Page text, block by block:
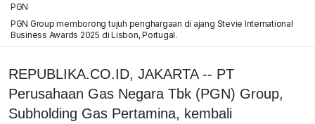
PGN
PGN Group memborong tujuh penghargaan di ajang Stevie International
Business Awards 2025 di Lisbon, Portugal.
REPUBLIKA.CO.ID, JAKARTA -- PT
Perusahaan Gas Negara Tbk (PGN) Group,
Subholding Gas Pertamina, kembali